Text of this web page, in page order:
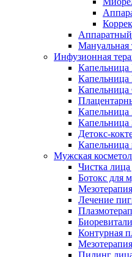
Мануальная
Инфузионная
Капельница
Детокс-
Капельница
Мужская
Чистка
Ботокс для
Лечение
Контурная
Пилинг